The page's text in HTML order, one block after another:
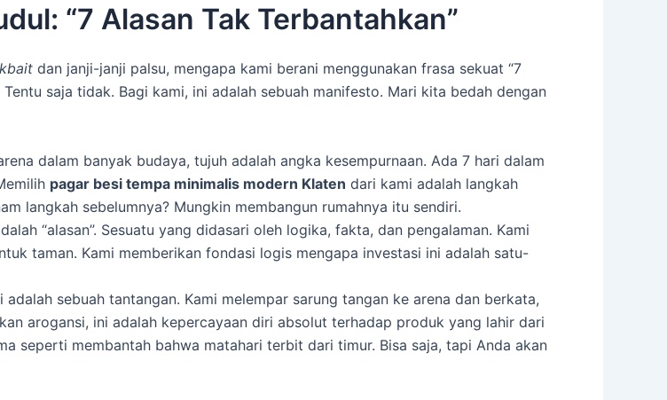
“7 Alasan Tak Terbantahkan”
dan janji-janji palsu, mengapa kami berani menggunakan frasa sekuat “7
saja tidak. Bagi kami, ini adalah sebuah manifesto. Mari kita bedah dengan
dalam banyak budaya, tujuh adalah angka kesempurnaan. Ada 7 hari dalam
pagar besi tempa minimalis modern Klaten dari kami adalah langkah
langkah sebelumnya? Mungkin membangun rumahnya itu sendiri.
“alasan”. Sesuatu yang didasari oleh logika, fakta, dan pengalaman. Kami
taman. Kami memberikan fondasi logis mengapa investasi ini adalah satu-
sebuah tantangan. Kami melempar sarung tangan ke arena dan berkata,
arogansi, ini adalah kepercayaan diri absolut terhadap produk yang lahir dari
seperti membantah bahwa matahari terbit dari timur. Bisa saja, tapi Anda akan